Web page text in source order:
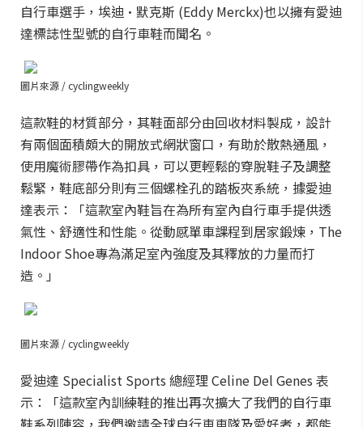
自行車選手，埃迪·默克斯 (Eddy Merckx)也以擁有愛迪
達標誌性型號的自行車鞋而聞名。
圖片來源 / cyclingweekly
這款鞋的材質部分，其鞋面部分由回收材料製成，設計
有兩個面積頗大的開放式網狀窗口，有助於散熱通風，
使用魔術膠帶作為扣具，可以更輕鬆的穿脫鞋子及調整
鬆緊，鞋底部分則有三個螺栓孔的踏板夾系統，據愛迪
達表示：「這款室內鞋旨在為所有室內自行車手提供透
氣性、舒適性和性能。從動感單車課程到居家鍛煉，The
Indoor Shoe專為滿足室內強度及其釋放的力量而打
造。」
圖片來源 / cyclingweekly
愛迪達 Specialist Sports 總經理 Celine Del Genes 表
示：「這款室內訓練鞋的推出再次擴大了我們的自行車